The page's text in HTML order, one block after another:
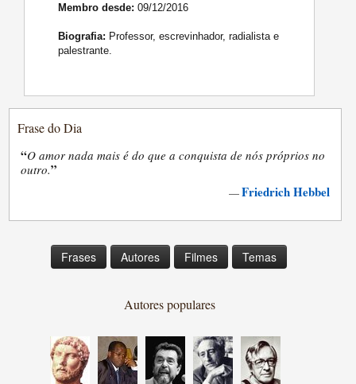
Membro desde: 09/12/2016
Biografia: Professor, escrevinhador, radialista e
palestrante.
Frase do Dia
“O amor nada mais é do que a conquista de nós próprios no
outro.”
—Friedrich Hebbel
Frases Autores Filmes Temas
Autores populares